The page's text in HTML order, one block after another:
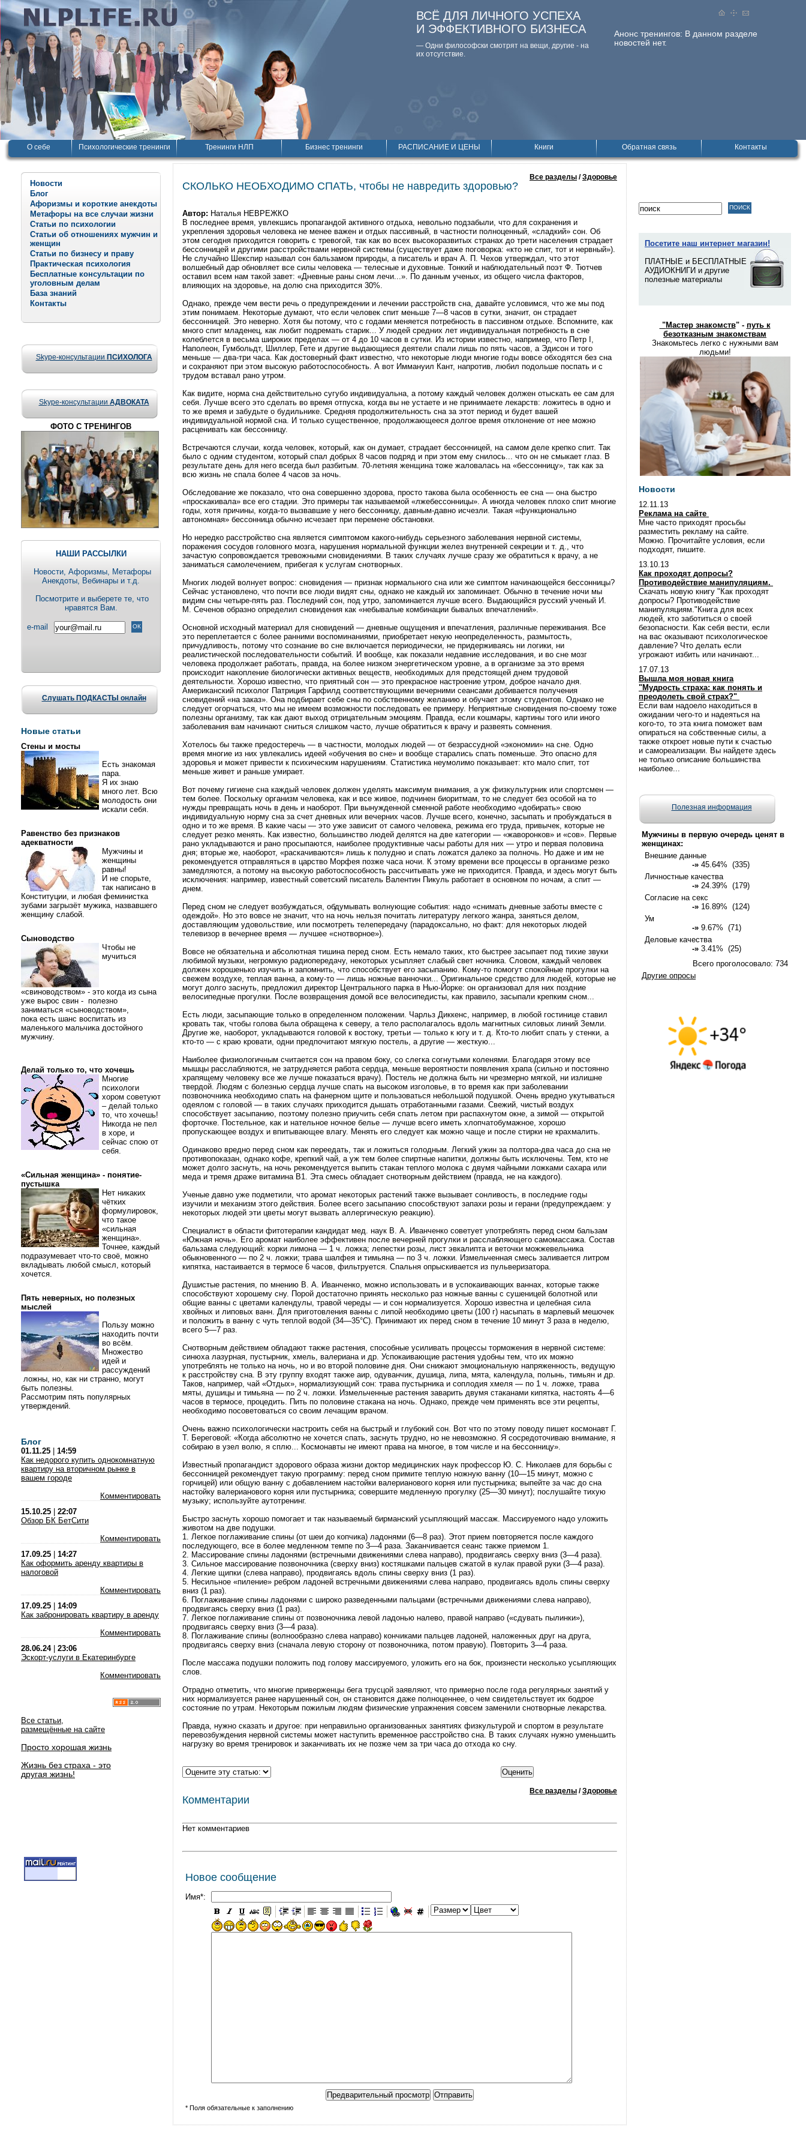
Анонс тренингов: В данном разделе
новостей нет.
ВСЁ ДЛЯ ЛИЧНОГО УСПЕХА
И ЭФФЕКТИВНОГО БИЗНЕСА
— Одни философски смотpят на вещи, дpугие - на
их отсутствие.
О себе Психологические тренинги Тренинги НЛП Бизнес тренинги РАСПИСАНИЕ И ЦЕНЫ Книги Обратная связь Контакты
Новости
Блог
Афоризмы и короткие анекдоты
Метафоры на все случаи жизни
Статьи по психологии
Статьи об отношениях мужчин и
женщин
Статьи по бизнесу и праву
Практическая психология
Бесплатные консультации по
уголовным делам
База знаний
Контакты
Skype-консультации ПСИХОЛОГА
Skype-консультации АДВОКАТА
ФОТО С ТРЕНИНГОВ
НАШИ РАССЫЛКИ
Новости, Aфоризмы, Метафоры
Анекдоты, Вебинары и т.д.
Посмотрите и выберете те, что
нравятся Вам.
e-mail
Слушать ПОДКАСТЫ онлайн
Новые статьи
Стены и мосты
Есть знакомая
пара.
Я их знаю
много лет. Всю
молодость они
искали себя.
Равенство без признаков
адекватности
Мужчины и
женщины
равны!
И не спорьте,
так написано в
Конституции, и любая феминистка
зубами загрызёт мужика, назвавшего
женщину слабой.
Сыноводство
Чтобы не
мучиться
«свиноводством» - это когда из сына
уже вырос свин - полезно
заниматься «сыноводством»,
пока есть шанс воспитать из
маленького мальчика достойного
мужчину.
Делай только то, что хочешь
Многие
психологи
хором советуют
– делай только
то, что хочешь!
Никогда не пел
в хоре, и
сейчас спою от
себя.
«Сильная женщина» - понятие-
пустышка
Нет никаких
чётких
формулировок,
что такое
«сильная
женщина».
Точнее, каждый
подразумевает что-то своё, можно
вкладывать любой смысл, который
хочется.
Пять неверных, но полезных
мыслей
Пользу можно
находить почти
во всём.
Множество
идей и
рассуждений
ложны, но, как ни странно, могут
быть полезны.
Рассмотрим пять популярных
утверждений.
Блог
01.11.25
14:59
Как недорого купить однокомнатную
квартиру на вторичном рынке в
вашем городе
Комментировать
15.10.25
22:07
Обзор БК БетСити
Комментировать
17.09.25
14:27
Как оформить аренду квартиры в
налоговой
Комментировать
17.09.25
14:09
Как забронировать квартиру в аренду
Комментировать
28.06.24| 23:06
Эскорт-услуги в Екатеринбурге
Комментировать
Все статьи,
размещённые на сайте
Просто хорошая жизнь
Жизнь без страха - это
другая жизнь!
Все разделы /Здоровье
СКОЛЬКО НЕОБХОДИМО СПАТЬ, чтобы не навредить здоровью?
Автор: Наталья НЕВРЕЖКО
В последнее время, увлекшись пропагандой активного отдыха, невольно подзабыли, что для сохранения и
укрепления здоровья человека не менее важен и отдых пассивный, в частности полноценный, «сладкий» сон. Об
этом сегодня приходится говорить с тревогой, так как во всех высокоразвитых странах до трети населения страдает
бессонницей и другими расстройствами нервной системы (существует даже поговорка: «кто не спит, тот и нервный»).
Не случайно Шекспир называл сон бальзамом природы, а писатель и врач А. П. Чехов утверждал, что этот
волшебный дар обновляет все силы человека — телесные и духовные. Тонкий и наблюдательный поэт Ф. Тютчев
оставил всем нам такой завет: «Дневные раны сном лечи...». По данным ученых, из общего числа факторов,
влияющих на здоровье, на долю сна приходится 30%.
Однако, прежде чем вести речь о предупреждении и лечении расстройств сна, давайте условимся, что же мы под
этим понимаем. Некоторые думают, что если человек спит меньше 7—8 часов в сутки, значит, он страдает
бессонницей. Это неверно. Хотя бы потому, что с годами меняется потребность в пассивном отдыхе. Вспомните, как
много спит младенец, как любит подремать старик... У людей средних лет индивидуальная потребность в сне
колеблется в весьма широких пределах — от 4 до 10 часов в сутки. Из истории известно, например, что Петр I,
Наполеон, Гумбольдт, Шиллер, Гете и другие выдающиеся деятели спали лишь по пять часов, а Эдисон и того
меньше — два-три часа. Как достоверный факт известно, что некоторые люди многие годы вовсе обходятся без сна
и сохраняют при этом высокую работоспособность. А вот Иммануил Кант, напротив, любил подольше поспать и с
трудом вставал рано утром.
Как видите, норма сна действительно сугубо индивидуальна, а потому каждый человек должен отыскать ее сам для
себя. Лучше всего это сделать во время отпуска, когда вы не устаете и не принимаете лекарств: ложитесь в одно и
то же время и забудьте о будильнике. Средняя продолжительность сна за этот период и будет вашей
индивидуальной нормой сна. И только существенное, продолжающееся долгое время отклонение от нее можно
расценивать как бессонницу.
Встречаются случаи, когда человек, который, как он думает, страдает бессонницей, на самом деле крепко спит. Так
было с одним студентом, который спал добрых 8 часов подряд и при этом ему снилось... что он не смыкает глаз. В
результате день для него всегда был разбитым. 70-летняя женщина тоже жаловалась на «бессонницу», так как за
всю жизнь не спала более 4 часов за ночь.
Обследование же показало, что она совершенно здорова, просто такова была особенность ее сна — она быстро
«проскакивала» все его стадии. Это примеры так называемой «лжебессонницы». А иногда человек плохо спит многие
годы, хотя причины, когда-то вызвавшие у него бессонницу, давным-давно исчезли. Такая «функционально
автономная» бессонница обычно исчезает при перемене обстановки.
Но нередко расстройство сна является симптомом какого-нибудь серьезного заболевания нервной системы,
поражения сосудов головного мозга, нарушения нормальной функции желез внутренней секреции и т. д., что
зачастую сопровождается тревожными сновидениями. В таких случаях лучше сразу же обратиться к врачу, а не
заниматься самолечением, прибегая к услугам снотворных.
Многих людей волнует вопрос: сновидения — признак нормального сна или же симптом начинающейся бессонницы?
Сейчас установлено, что почти все люди видят сны, однако не каждый их запоминает. Обычно в течение ночи мы
видим сны четыре-пять раз. Последний сон, под утро, запоминается лучше всего. Выдающийся русский ученый И.
М. Сеченов образно определил сновидения как «небывалые комбинации бывалых впечатлений».
Основной исходный материал для сновидений — дневные ощущения и впечатления, различные переживания. Все
это переплетается с более ранними воспоминаниями, приобретает некую неопределенность, размытость,
причудливость, потому что сознание во сне включается периодически, не придерживаясь ни логики, ни
реалистической последовательности событий. И вообще, как показали недавние исследования, и во сне мозг
человека продолжает работать, правда, на более низком энергетическом уровне, а в организме за это время
происходит накопление биологически активных веществ, необходимых для предстоящей днем трудовой
деятельности. Хорошо известно, что приятный сон — это прекрасное настроение утром, доброе начало дня.
Американский психолог Патриция Гарфилд соответствующими вечерними сеансами добивается получения
сновидений «на заказ». Она подбирает себе сны по собственному желанию и обучает этому студентов. Однако не
следует огорчаться, что мы не имеем возможности последовать ее примеру. Неприятные сновидения по-своему тоже
полезны организму, так как дают выход отрицательным эмоциям. Правда, если кошмары, картины того или иного
заболевания вам начинают сниться слишком часто, лучше обратиться к врачу и развеять сомнения.
Хотелось бы также предостеречь — в частности, молодых людей — от безрассудной «экономии» на сне. Одно
время многие из них увлекались идеей «обучения во сне» и вообще старались спать поменьше. Это опасно для
здоровья и может привести к психическим нарушениям. Статистика неумолимо показывает: кто мало спит, тот
меньше живет и раньше умирает.
Вот почему гигиене сна каждый человек должен уделять максимум внимания, а уж физкультурник или спортсмен —
тем более. Поскольку организм человека, как и все живое, подчинен биоритмам, то не следует без особой на то
нужды превращать ночь в день и наоборот. При вынужденной сменной работе необходимо «добирать» свою
индивидуальную норму сна за счет дневных или вечерних часов. Лучше всего, конечно, засыпать и пробуждаться в
одно и то же время. В какие часы — это уже зависит от самого человека, режима его труда, привычек, которые не
следует резко менять. Как известно, большинство людей делятся на две категории — «жаворонков» и «сов». Первые
рано укладываются и рано просыпаются, наиболее продуктивные часы работы для них — утро и первая половина
дня; вторые же, наоборот, «раскачиваются» лишь к полудню и спать ложатся далеко за полночь. Но даже и им не
рекомендуется отправляться в царство Морфея позже часа ночи. К этому времени все процессы в организме резко
замедляются, а потому на высокую работоспособность рассчитывать уже не приходится. Правда, и здесь могут быть
исключения: например, известный советский писатель Валентин Пикуль работает в основном по ночам, а спит —
днем.
Перед сном не следует возбуждаться, обдумывать волнующие события: надо «снимать дневные заботы вместе с
одеждой». Но это вовсе не значит, что на ночь нельзя почитать литературу легкого жанра, заняться делом,
доставляющим удовольствие, или посмотреть телепередачу (парадоксально, но факт: для некоторых людей
телевизор в вечернее время — лучшее «снотворное»).
Вовсе не обязательна и абсолютная тишина перед сном. Есть немало таких, кто быстрее засыпает под тихие звуки
любимой музыки, негромкую радиопередачу, некоторых усыпляет слабый свет ночника. Словом, каждый человек
должен хорошенько изучить и запомнить, что способствует его засыпанию. Кому-то помогут спокойные прогулки на
свежем воздухе, теплая ванна, а кому-то — лишь ножные ванночки... Оригинальное средство для людей, которые не
могут долго заснуть, предложил директор Центрального парка в Нью-Йорке: он организовал для них поздние
велосипедные прогулки. После возвращения домой все велосипедисты, как правило, засыпали крепким сном...
Есть люди, засыпающие только в определенном положении. Чарльз Диккенс, например, в любой гостинице ставил
кровать так, чтобы голова была обращена к северу, а тело располагалось вдоль магнитных силовых линий Земли.
Другие же, наоборот, укладываются головой к востоку, третьи — только к югу и т. д. Кто-то любит спать у стенки, а
кто-то — с краю кровати, одни предпочитают мягкую постель, а другие — жесткую...
Наиболее физиологичным считается сон на правом боку, со слегка согнутыми коленями. Благодаря этому все
мышцы расслабляются, не затрудняется работа сердца, меньше вероятности появления храпа (сильно и постоянно
храпящему человеку все же лучше показаться врачу). Постель не должна быть ни чрезмерно мягкой, ни излишне
твердой. Людям с болезнью сердца лучше спать на высоком изголовье, в то время как при заболевании
позвоночника необходимо спать на фанерном щите и пользоваться небольшой подушкой. Очень вредно укутываться
одеялом с головой — в таких случаях приходится дышать отработанными газами. Свежий, чистый воздух
способствует засыпанию, поэтому полезно приучить себя спать летом при распахнутом окне, а зимой — открытой
форточке. Постельное, как и нательное ночное белье — лучше всего иметь хлопчатобумажное, хорошо
пропускающее воздух и впитывающее влагу. Менять его следует как можно чаще и после стирки не крахмалить.
Одинаково вредно перед сном как переедать, так и ложиться голодным. Легкий ужин за полтора-два часа до сна не
противопоказан, однако кофе, крепкий чай, а уж тем более спиртные напитки, должны быть исключены. Тем, кто не
может долго заснуть, на ночь рекомендуется выпить стакан теплого молока с двумя чайными ложками сахара или
меда и тремя драже витамина B1. Эта смесь обладает снотворным действием (правда, не на каждого).
Ученые давно уже подметили, что аромат некоторых растений также вызывает сонливость, в последние годы
изучили и механизм этого действия. Более всего засыпанию способствуют запахи розы и герани (предупреждаем: у
некоторых людей эти цветы могут вызвать аллергическую реакцию).
Специалист в области фитотерапии кандидат мед. наук В. А. Иванченко советует употреблять перед сном бальзам
«Южная ночь». Его аромат наиболее эффективен после вечерней прогулки и расслабляющего самомассажа. Состав
бальзама следующий: корки лимона — 1 ч. ложка; лепестки розы, лист эвкалипта и веточки можжевельника
обыкновенного — по 2 ч. ложки; трава шалфея и тимьяна — по 3 ч. ложки. Измельченная смесь заливается литром
кипятка, настаивается в термосе 6 часов, фильтруется. Спальня опрыскивается из пульверизатора.
Душистые растения, по мнению В. А. Иванченко, можно использовать и в успокаивающих ваннах, которые также
способствуют хорошему сну. Порой достаточно принять несколько раз ножные ванны с сушеницей болотной или
общие ванны с цветами календулы, травой череды — и сон нормализуется. Хорошо известна и целебная сила
хвойных и липовых ванн. Для приготовления ванны с липой необходимо цветы (100 г) насыпать в марлевый мешочек
и положить в ванну с чуть теплой водой (34—35°С). Принимают их перед сном в течение 10 минут 3 раза в неделю,
всего 5—7 раз.
Снотворным действием обладают также растения, способные усиливать процессы торможения в нервной системе:
синюха лазурная, пустырник, хмель, валериана и др. Успокаивающие растения удобны тем, что их можно
употреблять не только на ночь, но и во второй половине дня. Они снижают эмоциональную напряженность, ведущую
к расстройству сна. В эту группу входят также аир, одуванчик, душица, липа, мята, календула, полынь, тимьян и др.
Таков, например, чай «Отдых», нормализующий сон: трава пустырника и соплодия хмеля — по 1 ч. ложке, трава
мяты, душицы и тимьяна — по 2 ч. ложки. Измельченные растения заварить двумя стаканами кипятка, настоять 4—6
часов в термосе, процедить. Пить по половине стакана на ночь. Однако, прежде чем применять все эти рецепты,
необходимо посоветоваться со своим лечащим врачом.
Очень важно психологически настроить себя на быстрый и глубокий сон. Вот что по этому поводу пишет космонавт Г.
Т. Береговой: «Когда абсолютно не хочется спать, заснуть трудно, но не невозможно. Я сосредоточиваю внимание, я
собираю в узел волю, я сплю... Космонавты не имеют права на многое, в том числе и на бессонницу».
Известный пропагандист здорового образа жизни доктор медицинских наук профессор Ю. С. Николаев для борьбы с
бессонницей рекомендует такую программу: перед сном примите теплую ножную ванну (10—15 минут, можно с
горчицей) или общую ванну с добавлением настойки валерианового корня или пустырника; выпейте за час до сна
настойку валерианового корня или пустырника; совершите медленную прогулку (25—30 минут); послушайте тихую
музыку; используйте аутотренинг.
Быстро заснуть хорошо помогает и так называемый бирманский усыпляющий массаж. Массируемого надо уложить
животом на две подушки.
1. Легкое поглаживание спины (от шеи до копчика) ладонями (6—8 раз). Этот прием повторяется после каждого
последующего, все в более медленном темпе по 3—4 раза. Заканчивается сеанс также приемом 1.
2. Массирование спины ладонями (встречными движениями слева направо), продвигаясь сверху вниз (3—4 раза).
3. Сильное массирование позвоночника (сверху вниз) костяшками пальцев сжатой в кулак правой руки (3—4 раза).
4. Легкие щипки (слева направо), продвигаясь вдоль спины сверху вниз (1 раз).
5. Несильное «пиление» ребром ладоней встречными движениями слева направо, продвигаясь вдоль спины сверху
вниз (1 раз).
6. Поглаживание спины ладонями с широко разведенными пальцами (встречными движениями слева направо),
продвигаясь сверху вниз (1 раз).
7. Легкое поглаживание спины от позвоночника левой ладонью налево, правой направо («сдувать пылинки»),
продвигаясь сверху вниз (3—4 раза).
8. Поглаживание спины (волнообразно слева направо) кончиками пальцев ладоней, наложенных друг на друга,
продвигаясь сверху вниз (сначала левую сторону от позвоночника, потом правую). Повторить 3—4 раза.
После массажа подушки положить под голову массируемого, уложить его на бок, произнести несколько усыпляющих
слов.
Отрадно отметить, что многие приверженцы бега трусцой заявляют, что примерно после года регулярных занятий у
них нормализуется ранее нарушенный сон, он становится даже полноценнее, о чем свидетельствует их бодрое
состояние по утрам. Некоторым пожилым людям физические упражнения совсем заменили снотворные лекарства.
Правда, нужно сказать и другое: при неправильно организованных занятиях физкультурой и спортом в результате
перевозбуждения нервной системы может наступить временное расстройство сна. В таких случаях нужно уменьшить
нагрузку во время тренировок и заканчивать их не позже чем за три часа до отхода ко сну.
Все разделы /Здоровье
Комментарии
Нет комментариев
Новое сообщение
Имя*:
* Поля обязательные к заполнению
Посетите наш интернет магазин!
ПЛАТНЫЕ и БЕСПЛАТНЫЕ
АУДИОКНИГИ и другие
полезные материалы
"Мастер знакомств" - путь к
безотказным знакомствам
Знакомьтесь легко с нужными вам
людьми!
Новости
12.11.13
Реклама на сайте
Мне часто приходят просьбы
разместить рекламу на сайте.
Можно. Прочитайте условия, если
подходят, пишите.
13.10.13
Как проходят допросы?
Противодействие манипуляциям.
Скачать новую книгу "Как проходят
допросы? Противодействие
манипуляциям."Книга для всех
людей, кто заботиться о своей
безопасности. Как себя вести, если
на вас оказывают психологическое
давление? Что делать если
угрожают избить или начинают...
17.07.13
Вышла моя новая книга
"Мудрость страха: как понять и
преодолеть свой страх?"
Если вам надоело находиться в
ожидании чего-то и надеяться на
кого-то, то эта книга поможет вам
опираться на собственные силы, а
также откроет новые пути к счастью
и самореализации. Вы найдете здесь
не только описание большинства
наиболее...
Полезная информация
Мужчины в первую очередь ценят в
женщинах:
Внешние данные
-» 45.64% (335)
Личностные качества
-» 24.39% (179)
Согласие на секс
-» 16.89% (124)
Ум
-» 9.67% (71)
Деловые качества
-» 3.41% (25)
Всего проголосовало: 734
Другие опросы